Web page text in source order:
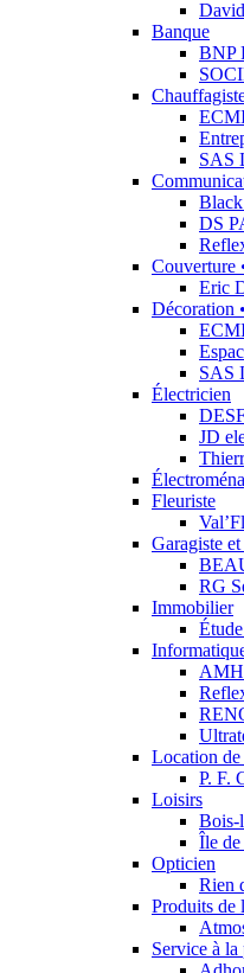
Banque
BNP
SAS
DS
Couverture
Eric
Décoration
SAS
Électricien
JD
Fleuriste
Garagiste
RG
Immobilier
Location de
P. F.
Loisirs
Bois-
Île
Opticien
Rien
Produits de
Service à la